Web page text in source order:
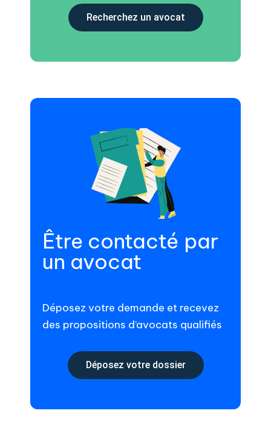
Recherchez un avocat
Être contacté par
un avocat
Déposez votre demande et recevez
des propositions d’avocats qualifiés
Déposez votre dossier